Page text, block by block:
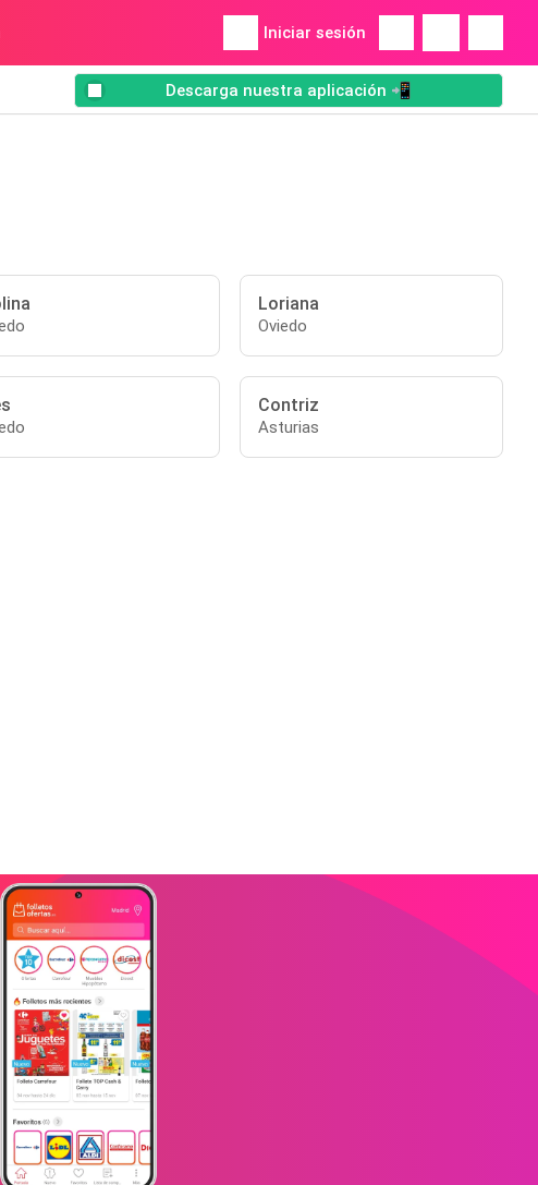
Iniciar sesión
Descarga nuestra aplicación 📲
Loriana
Oviedo
Contriz
Asturias